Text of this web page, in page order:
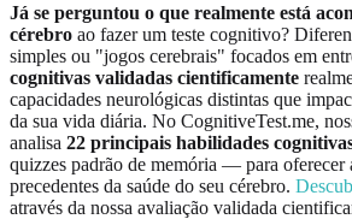
Já se perguntou o que realmente está
cérebro ao fazer um teste cognitivo?
simples ou "jogos cerebrais" focados em
cognitivas validadas cientificamente
capacidades neurológicas distintas que
da sua vida diária. No CognitiveTest.me,
analisa 22 principais habilidades
quizzes padrão de memória — para oferecer
precedentes da saúde do seu cérebro.
através da nossa avaliação validada